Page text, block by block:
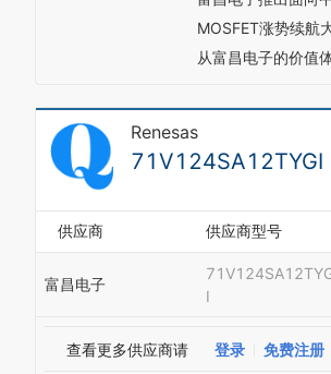
MOSFET涨势续航
从富昌电子的价值
Renesas
71V124SA12TYGI
供应商 供应商型号
富昌电子
I
查看更多供应商请 登录 免费注册